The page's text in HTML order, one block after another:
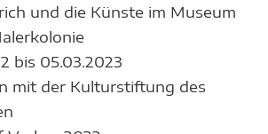
und die Künste im Museum
bis 05.03.2023
mit der Kulturstiftung des